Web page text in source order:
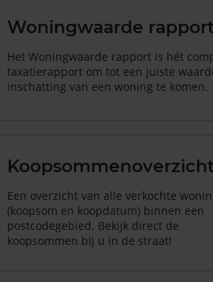
Woningwaarde
Het Woningwaarde rapport is hét
taxatierapport om tot een juiste
inschatting van een woning te komen.
Een overzicht van alle verkochte
(koopsom en koopdatum) binnen een
postcodegebied. Bekijk direct de
koopsommen bij u in de straat!